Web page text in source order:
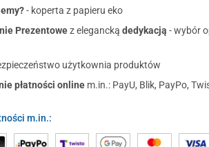
- koperta z papieru eko
Prezentowez eleganckądedykacją - wybór
użytkownia produktów
płatności online m.in.: PayU, Blik, PayPo,
m.in.: